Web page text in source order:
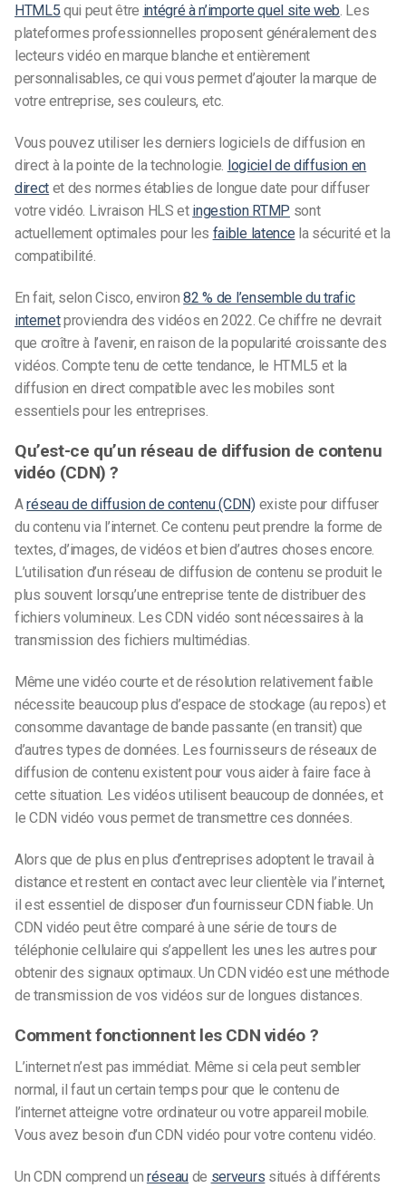
HTML5 qui peut être intégré à n’importe quel site web. Les
plateformes professionnelles proposent généralement des
lecteurs vidéo en marque blanche et entièrement
personnalisables, ce qui vous permet d’ajouter la marque de
votre entreprise, ses couleurs, etc.
Vous pouvez utiliser les derniers logiciels de diffusion en
direct à la pointe de la technologie. logiciel de diffusion en
direct et des normes établies de longue date pour diffuser
votre vidéo. Livraison HLS et ingestion RTMP sont
actuellement optimales pour les faible latence la sécurité et la
compatibilité.
En fait, selon Cisco, environ82 % de l’ensemble du trafic
internetproviendra des vidéos en 2022. Ce chiffre ne devrait
que croître à l’avenir, en raison de la popularité croissante des
vidéos. Compte tenu de cette tendance, le HTML5 et la
diffusion en direct compatible avec les mobiles sont
essentiels pour les entreprises.
Qu’est-ce qu’un réseau de diffusion de contenu
vidéo (CDN) ?
Aréseau de diffusion de contenu (CDN)existe pour diffuser
du contenu via l’internet. Ce contenu peut prendre la forme de
textes, d’images, de vidéos et bien d’autres choses encore.
L’utilisation d’un réseau de diffusion de contenu se produit le
plus souvent lorsqu’une entreprise tente de distribuer des
fichiers volumineux. Les CDN vidéo sont nécessaires à la
transmission des fichiers multimédias.
Même une vidéo courte et de résolution relativement faible
nécessite beaucoup plus d’espace de stockage (au repos) et
consomme davantage de bande passante (en transit) que
d’autres types de données. Les fournisseurs de réseaux de
diffusion de contenu existent pour vous aider à faire face à
cette situation. Les vidéos utilisent beaucoup de données, et
le CDN vidéo vous permet de transmettre ces données.
Alors que de plus en plus d’entreprises adoptent le travail à
distance et restent en contact avec leur clientèle via l’internet,
il est essentiel de disposer d’un fournisseur CDN fiable. Un
CDN vidéo peut être comparé à une série de tours de
téléphonie cellulaire qui s’appellent les unes les autres pour
obtenir des signaux optimaux. Un CDN vidéo est une méthode
de transmission de vos vidéos sur de longues distances.
Comment fonctionnent les CDN vidéo ?
L’internet n’est pas immédiat. Même si cela peut sembler
normal, il faut un certain temps pour que le contenu de
l’internet atteigne votre ordinateur ou votre appareil mobile.
Vous avez besoin d’un CDN vidéo pour votre contenu vidéo.
Un CDN comprend un réseau de serveurs situés à différents